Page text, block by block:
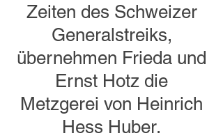
Zeiten des Schweizer
Generalstreiks,
übernehmen Frieda und
Ernst Hotz die
Metzgerei von Heinrich
Hess Huber.